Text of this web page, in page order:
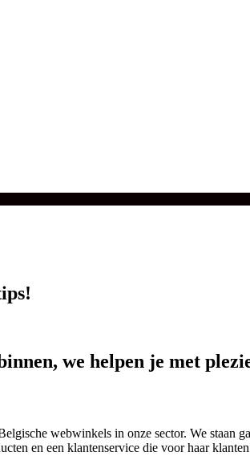
we helpen je met
webwinkels in onze sector. We staan
en een klantenservice die voor haar